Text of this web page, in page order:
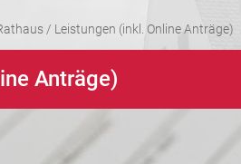
/ Leistungen (inkl. Online Anträge)
Anträge)